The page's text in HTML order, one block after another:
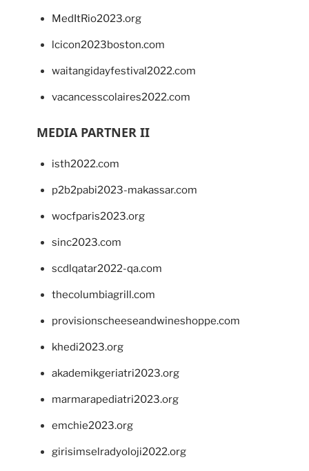
MedItRio2023.org
lcicon2023boston.com
waitangidayfestival2022.com
vacancesscolaires2022.com
MEDIA PARTNER II
isth2022.com
p2b2pabi2023-makassar.com
wocfparis2023.org
sinc2023.com
scdlqatar2022-qa.com
thecolumbiagrill.com
provisionscheeseandwineshoppe.com
khedi2023.org
akademikgeriatri2023.org
marmarapediatri2023.org
emchie2023.org
girisimselradyoloji2022.org